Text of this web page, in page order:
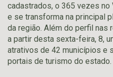
cadastrados, o 365 vezes no
e se transforma na principal
da região. Além do perfil nas
a partir desta sexta-feira, 8,
atrativos de 42 municípios e
portais de turismo do estado.